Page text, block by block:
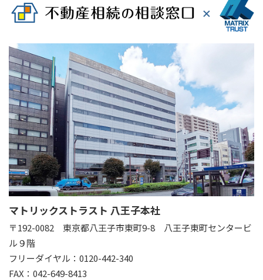
マトリックストラスト 八王子本社
〒192-0082 東京都八王子市東町9-8 八王子東町センタービ
ル９階
フリーダイヤル：0120-442-340
FAX：042-649-8413